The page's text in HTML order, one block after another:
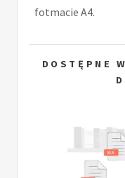
fotmacie A4.
DOSTĘPNE